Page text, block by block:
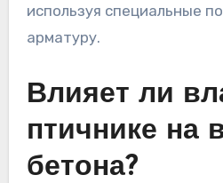
используя специальные
арматуру.
Влияет ли
птичнике на
бетона?